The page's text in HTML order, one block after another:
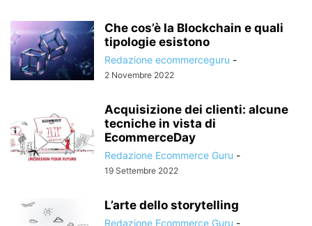
Che cos’è la Blockchain e quali
tipologie esistono
Redazione ecommerceguru -
2 Novembre 2022
Acquisizione dei clienti: alcune
tecniche in vista di
EcommerceDay
Redazione Ecommerce Guru -
19 Settembre 2022
L’arte dello storytelling
Redazione Ecommerce Guru -